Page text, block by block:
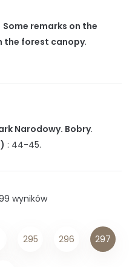
Some remarks on the
the forest canopy.
Narodowy. Bobry.
: 44-45.
wyników
295 296 297